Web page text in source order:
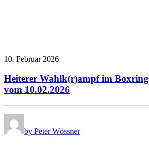
10. Februar 2026
Heiterer Wahlk(r)ampf im
vom 10.02.2026
by Peter Wössner